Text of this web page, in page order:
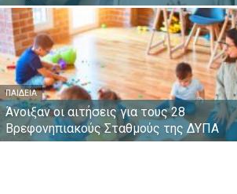
ΠΑΙΔΕΊΑ
Άνοιξαν οι αιτήσεις για τους 28
Βρεφονηπιακούς Σταθμούς της ΔΥΠΑ